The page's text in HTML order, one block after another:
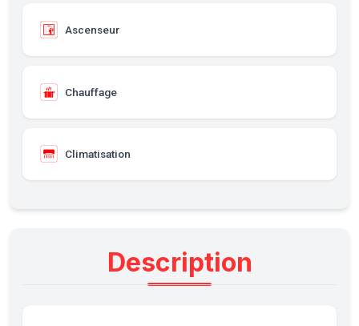
Ascenseur
Chauffage
Climatisation
Description